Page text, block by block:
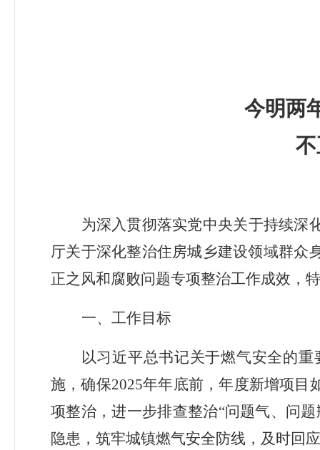
今明两
为深入贯彻落实党中央关于持续深
厅关于深化整治住房城乡建设领域群众
正之风和腐败问题专项整治工作成效，
一、工作目标
以习近平总书记关于燃气安全的
施，确保2025年年底前，年度新增项目
项整治，进一步排查整治“问题气、问
隐患，筑牢城镇燃气安全防线，及时回